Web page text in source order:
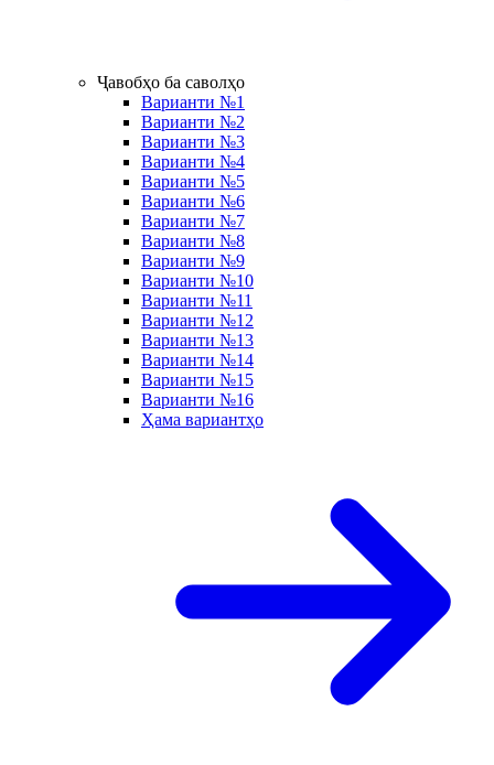
Ҷавобҳо ба саволҳо
Варианти №1
Варианти №2
Варианти №3
Варианти №4
Варианти №5
Варианти №6
Варианти №7
Варианти №8
Варианти №9
Варианти №10
Варианти №11
Варианти №12
Варианти №13
Варианти №14
Варианти №15
Варианти №16
Ҳама вариантҳо